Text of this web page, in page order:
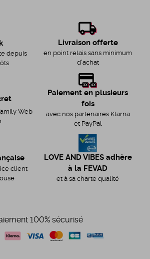
depuis
Livraison offerte
en point relais sans minimum
d'achat
Web
Paiement en plusieurs
fois
avec nos partenaires Klarna
et PayPal
client
LOVE AND VIBES adhère
à la FEVAD
et à sa charte qualité
100% sécurisé